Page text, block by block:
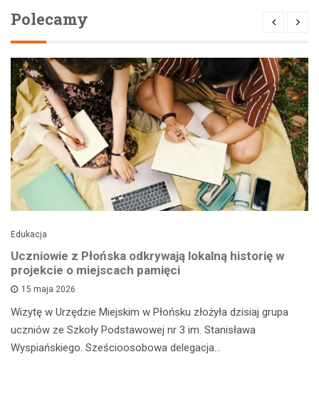
Polecamy
Edukacja
Uczniowie z Płońska odkrywają lokalną historię w
projekcie o miejscach pamięci
15 maja 2026
Wizytę w Urzędzie Miejskim w Płońsku złożyła dzisiaj grupa
uczniów ze Szkoły Podstawowej nr 3 im. Stanisława
Wyspiańskiego. Sześcioosobowa delegacja…